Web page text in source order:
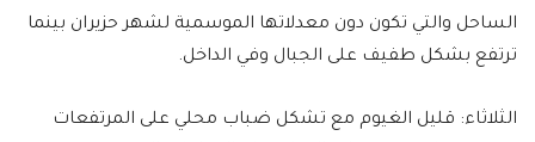
الساحل والتي تكون دون معدلاتها الموسمية لشهر حزيران بينما
ترتفع بشكل طفيف على الجبال وفي الداخل.
الثلاثاء: قليل الغيوم مع تشكل ضباب محلي على المرتفعات